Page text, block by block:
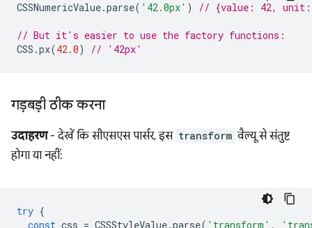
CSSNumericValue.parse( '42.0px' ) // {value: 42,
// But it's easier to use the factory functions:
CSS .px(42.0) // '42px'
गड़बड़ी ठीक करना
उदाहरण- देखें कि सीएसएस पार्सर, इस transform वैल्यू से संतुष्ट
होगा या नहीं:
try {
const css = CSSStyleValue.parse( 'transform' ,